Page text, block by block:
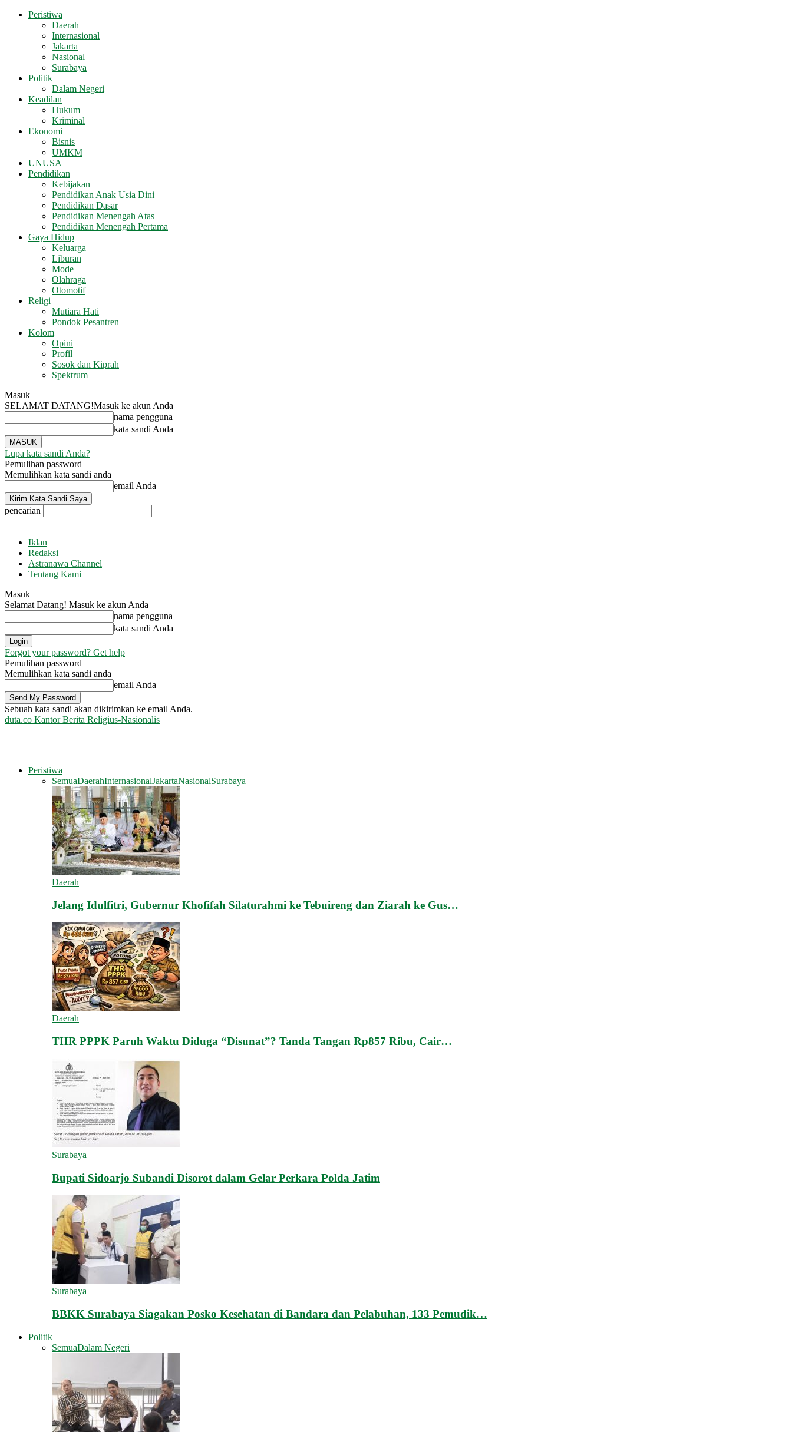
Peristiwa
Daerah
Internasional
Jakarta
Nasional
Surabaya
Politik
Dalam Negeri
Keadilan
Hukum
Kriminal
Ekonomi
Bisnis
UMKM
UNUSA
Pendidikan
Kebijakan
Pendidikan Anak Usia Dini
Pendidikan Dasar
Pendidikan Menengah Atas
Pendidikan Menengah Pertama
Gaya Hidup
Keluarga
Liburan
Mode
Olahraga
Otomotif
Religi
Mutiara Hati
Pondok Pesantren
Kolom
Opini
Profil
Sosok dan Kiprah
Spektrum
Masuk
SELAMAT DATANG!Masuk ke akun Anda
nama pengguna
kata sandi Anda
Lupa kata sandi Anda?
Pemulihan password
Memulihkan kata sandi anda
email Anda
pencarian
Iklan
Redaksi
Astranawa Channel
Tentang Kami
Masuk
Selamat Datang! Masuk ke akun Anda
nama pengguna
kata sandi Anda
Forgot your password? Get help
Pemulihan password
Memulihkan kata sandi anda
email Anda
Sebuah kata sandi akan dikirimkan ke email Anda.
duta.co Kantor Berita Religius-Nasionalis
Peristiwa
SemuaDaerahInternasionalJakartaNasionalSurabaya
Daerah
Jelang Idulfitri, Gubernur Khofifah Silaturahmi ke Tebuireng dan Ziarah ke Gus…
Daerah
THR PPPK Paruh Waktu Diduga “Disunat”? Tanda Tangan Rp857 Ribu, Cair…
Surabaya
Bupati Sidoarjo Subandi Disorot dalam Gelar Perkara Polda Jatim
Surabaya
BBKK Surabaya Siagakan Posko Kesehatan di Bandara dan Pelabuhan, 133 Pemudik…
Politik
SemuaDalam Negeri